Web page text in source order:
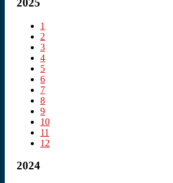
2025
1
2
3
4
5
6
7
8
9
10
11
12
2024